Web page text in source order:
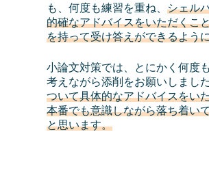
も、何度も練習を重ね、 シェル
的確なアドバイスをいただくこ
を持って受け答えができるよう
小論文対策では、とにかく何度
考えながら添削をお願いしました
ついて具体的なアドバイスをい
本番でも意識しながら落ち着い
と思います。